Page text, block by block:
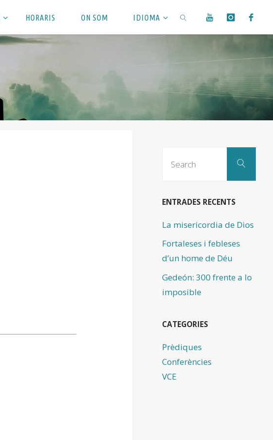
HORARIS ON SOM IDIOMA
Search
ENTRADES RECENTS
La misericordia de Dios
Fortaleses i febleses
d’un home de Déu
Gedeón: 300 frente a lo
imposible
CATEGORIES
Prèdiques
Conferències
VCE